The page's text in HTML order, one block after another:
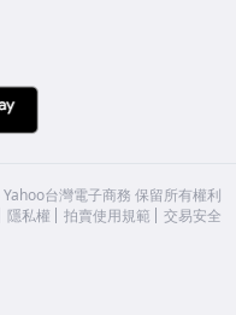
Yahoo台灣電子商務 保留所有權利
隱私權 拍賣使用規範 交易安全